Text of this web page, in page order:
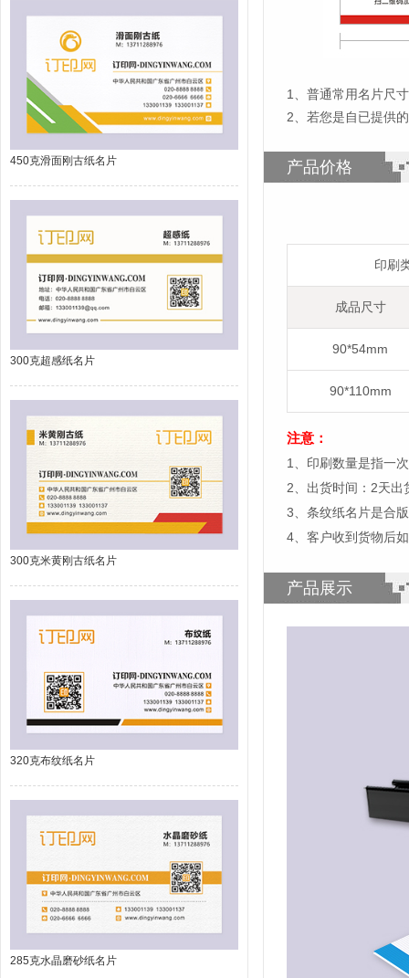
450克滑面刚古纸名片
300克超感纸名片
300克米黄刚古纸名片
320克布纹纸名片
285克水晶磨砂纸名片
1
普通常用名片尺
2、若您是自已提供
产品价格
印刷
成品尺寸
90*54mm
90*110mm
注意：
1、印刷数量是指一
2、出货时间：2天出
3、条纹纸名片是合
4、客户收到货物后
产品展示